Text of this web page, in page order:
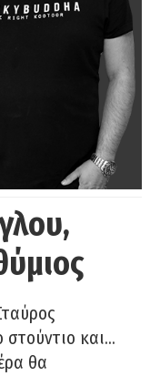
και…
θα